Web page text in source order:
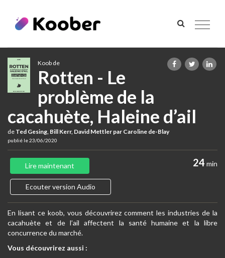
Toggle
Koob de
Rotten - Le
problème de la
cacahuète, Haleine d’ail
de Ted Gesing, Bill Kerr, David Mettler par Caroline de-Blay
publié le 23/06/2020
24 min
Lire maintenant
Ecouter version Audio
En lisant ce koob, vous découvrirez comment les industries de la
cacahuète et de l’ail affectent la santé humaine et la libre
concurrence du marché.
Vous découvrirez aussi :